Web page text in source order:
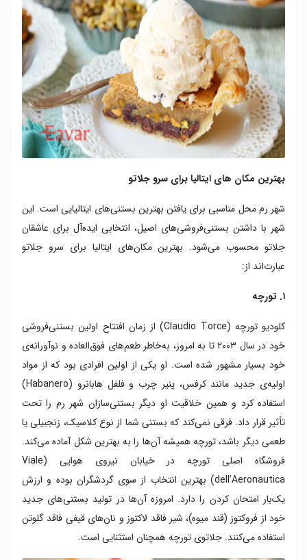
بهترین مکان های ایتالیا برای سرو جلاتو
شهر رم محل مناسبی برای یافتن بهترین بستنی‌های ایتالیایی است. این
شهر با داشتن بستنی‌فروشی‌های اصیل، انتخابی ایده‌آل برای عاشقان
جلاتو محسوب می‌شود. بهترین مکان‌های ایتالیا برای سرو جلاتو
عبارت‌اند از:
۱. تورچه
کلودیو تورچه (Claudio Torce) از زمان افتتاح اولین بستنی‌فروشی
خود در سال ۲۰۰۳ تا به امروز، به‌خاطر طعم‌های فوق‌العاده و نوآورانه‌ی
خود بسیار مشهور شده است. او یکی از اولین افرادی بود که از مواد
اولیه‌ی جدید مانند کرفس، پنیر چرب و فلفل هابانرو (Habanero)
استفاده کرد و همین خلاقیت او دیگر بستنی‌سازان شهر رم را تحت
تأثیر قرار داد. فرقی نمی‌کند که بستنی شما از نوع کلاسیک، زنجبیلی یا
طعمی دیگر باشد، تورچه همیشه آن‌ها را به بهترین شکل آماده می‌کند.
فروشگاه اصلی تورچه در خیابان نیروی هوایی (Viale
dell’Aeronautica) بهترین انتخاب از سوی گردشگران بوده و ارزش
یک‌بار امتحان کردن را دارد. امروزه آن‌ها در تولید بستنی‌های جدید
خود از فروکتوز (قند میوه)، شیر فاقد لاکتوز و نان‌های قیفی فاقد گلوتن
استفاده می‌کنند. جلاتوی تورچه همچنان استثنایی است.